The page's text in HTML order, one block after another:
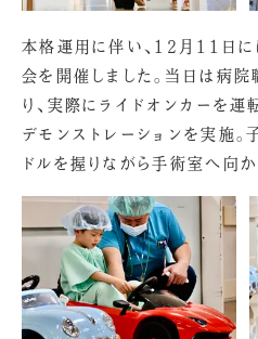
本格運用に伴い、12月11日
会を開催しました。当日は病
り、実際にライドオンカーを
デモンストレーションを実施。
ドルを握りながら手術室へ向